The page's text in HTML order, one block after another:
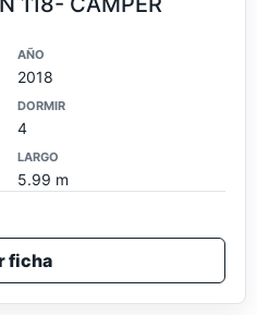
AÑO
2018
DORMIR
4
LARGO
5.99 m
ficha